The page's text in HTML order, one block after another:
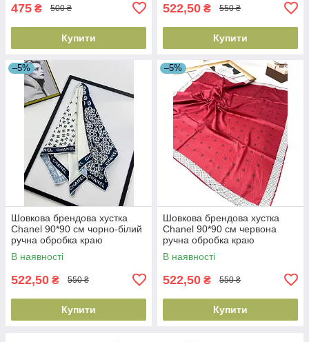
475 ₴ 500 ₴
Купити
522,50 ₴ 550 ₴
Купити
–5%
Шовкова брендова хустка
Chanel 90*90 см чорно-білий
ручна обробка краю
В наявності
522,50 ₴ 550 ₴
Купити
–5%
Шовкова брендова хустка
Chanel 90*90 см червона
ручна обробка краю
В наявності
522,50 ₴ 550 ₴
Купити